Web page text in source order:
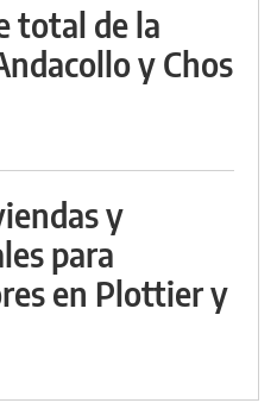
total de la
y Chos
y
para
en Plottier y